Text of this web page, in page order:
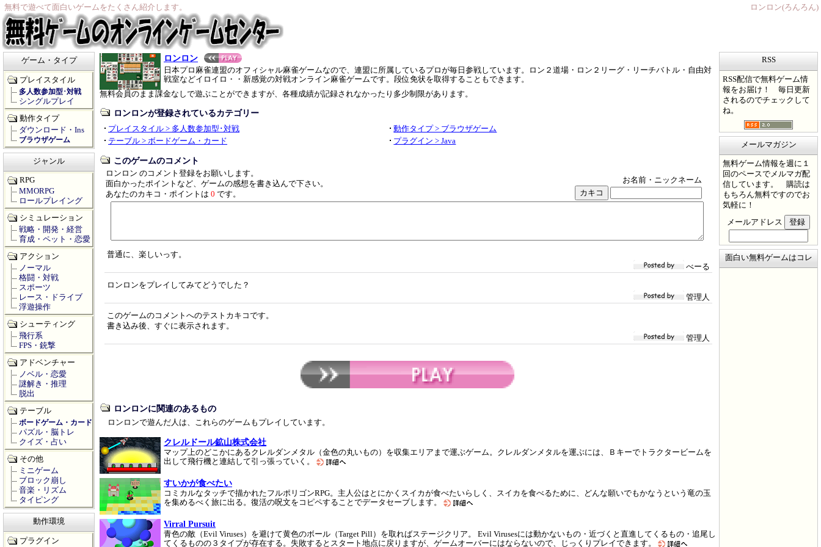
無料で遊べて面白いゲームをたくさん紹介します。 ロンロン(ろんろん)
ロンロン
日本プロ麻雀連盟のオフィシャル麻雀ゲームなので、連盟に所属しているプロが毎日参戦しています。ロン２道場・ロン２リーグ・リーチバトル・自由対
戦室などイロイロ・・新感覚の対戦オンライン麻雀ゲームです。段位免状を取得することもできます。
無料会員のまま課金なしで遊ぶことができますが、各種成績が記録されなかったり多少制限があります。
ロンロンが登録されているカテゴリー
プレイスタイル > 多人数参加型･対戦
動作タイプ > ブラウザゲーム
テーブル > ボードゲーム・カード
プラグイン > Java
このゲームのコメント
ロンロン のコメント登録をお願いします。
面白かったポイントなど、ゲームの感想を書き込んで下さい。
あなたのカキコ・ポイントは 0 です。
お名前・ニックネーム
普通に、楽しいっす。
べーる
ロンロンをプレイしてみてどうでした？
管理人
このゲームのコメントへのテストカキコです。
書き込み後、すぐに表示されます。
管理人
ロンロンに関連のあるもの
ロンロンで遊んだ人は、これらのゲームもプレイしています。
クレルドール鉱山株式会社
マップ上のどこかにあるクレルダンメタル（金色の丸いもの）を収集エリアまで運ぶゲーム。クレルダンメタルを運ぶには、Ｂキーでトラクタービームを
出して飛行機と連結して引っ張っていく。
すいかが食べたい
コミカルなタッチで描かれたフルポリゴンRPG。主人公はとにかくスイカが食べたいらしく、スイカを食べるために、どんな願いでもかなうという竜の玉
を集めるべく旅に出る。復活の呪文をコピペすることでデータセーブします。
Virral Pursuit
青色の敵（Evil Viruses）を避けて黄色のボール（Target Pill）を取ればステージクリア。 Evil Virusesには動かないもの・近づくと直進してくるもの・追尾し
てくるものの３タイプが存在する。失敗するとスタート地点に戻りますが、ゲームオーバーにはならないので、じっくりプレイできます。
ゲーム・タイプ
プレイスタイル
多人数参加型･対戦
シングルプレイ
動作タイプ
ダウンロード・Ins
ブラウザゲーム
ジャンル
RPG
MMORPG
ロールプレイング
シミュレーション
戦略・開発・経営
育成・ペット・恋愛
アクション
ノーマル
格闘・対戦
スポーツ
レース・ドライブ
浮遊操作
シューティング
飛行系
FPS・銃撃
アドベンチャー
ノベル・恋愛
謎解き・推理
脱出
テーブル
ボードゲーム・カード
パズル・脳トレ
クイズ・占い
その他
ミニゲーム
ブロック崩し
音楽・リズム
タイピング
動作環境
プラグイン
RSS
RSS配信で無料ゲーム情
報をお届け！ 毎日更新
されるのでチェックして
ね。
メールマガジン
無料ゲーム情報を週に１
回のペースでメルマガ配
信しています。 購読は
もちろん無料ですのでお
気軽に！
メールアドレス
面白い無料ゲームはコレ